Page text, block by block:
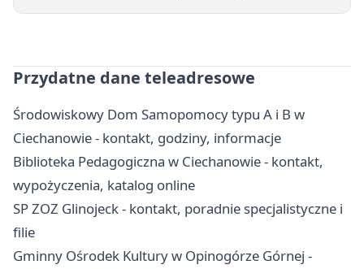
Przydatne dane teleadresowe
Środowiskowy Dom Samopomocy typu A i B w
Ciechanowie - kontakt, godziny, informacje
Biblioteka Pedagogiczna w Ciechanowie - kontakt,
wypożyczenia, katalog online
SP ZOZ Glinojeck - kontakt, poradnie specjalistyczne i
filie
Gminny Ośrodek Kultury w Opinogórze Górnej -